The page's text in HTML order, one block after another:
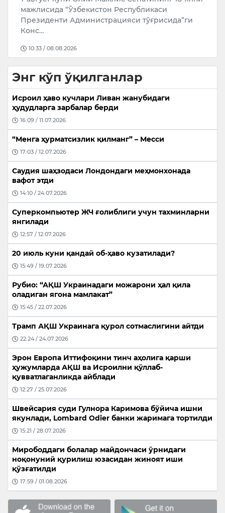
амалга оширди. Бу ҳақда Қозоғистон Трансп…
10:37 / 08.08.2026
Энг кўп ўқилганлар
Исроил ҳаво кучлари Ливан жанубидаги
ҳудудларга зарбалар берди
16:09 / 11.07.2026
“Менга ҳурматсизлик қилманг” – Месси
17:03 / 12.07.2026
Саудия шаҳзодаси Лондондаги меҳмонхонада
вафот этди
14:10 / 24.07.2026
Суперкомпьютер ЖЧ ғолиблиги учун тахминларни
янгилади
12:57 / 12.07.2026
20 июль куни қандай об-ҳаво кузатилади?
15:49 / 19.07.2026
Рубио: “АҚШ Украинадаги можарони ҳал қила
оладиган ягона мамлакат”
15:45 / 22.07.2026
Трамп АҚШ Украинага қурол сотмаслигини айтди
22:24 / 24.07.2026
Эрон Европа Иттифоқини тинч аҳолига қарши
ҳужумларда АҚШ ва Исроилни қўллаб-
қувватлаганликда айблади
12:27 / 25.07.2026
Швейсария суди Гулнора Каримова бўйича ишни
якунлади, Lombard Odier банки жаримага тортилди
15:21 / 28.07.2026
Мирободдаги болалар майдончаси ўрнидаги
ноқонуний қурилиш юзасидан жиноят иши
қўзғатилди
17:59 / 01.08.2026